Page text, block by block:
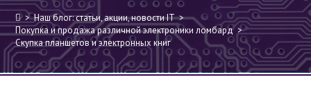
> Наш блог: статьи, акции, новости IT >
Покупка и продажа различной электроники ломбард >
Скупка планшетов и электронных книг